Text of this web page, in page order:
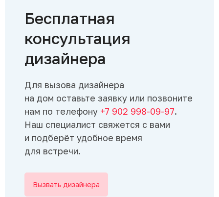
Бесплатная
консультация
дизайнера
Для вызова дизайнера
на дом оставьте заявку или позвоните
нам по телефону +7 902 998-09-97.
Наш специалист свяжется с вами
и подберёт удобное время
для встречи.
Вызвать дизайнера